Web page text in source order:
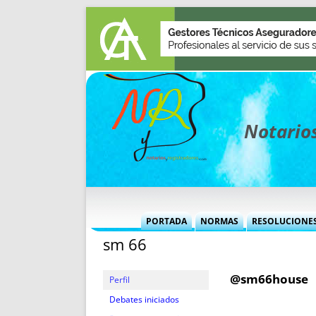
PORTADA NORMAS
MÁS DESTACADAS
VOCES
sm 66
Perfil
Debates iniciados
@sm66house